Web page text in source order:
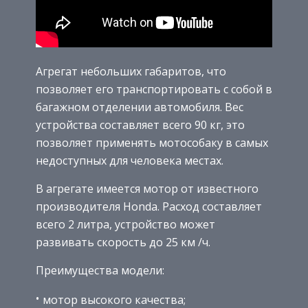
Агрегат небольших габаритов, что
позволяет его транспортировать с собой в
багажном отделении автомобиля. Вес
устройства составляет всего 90 кг, это
позволяет применять мотособаку в самых
недоступных для человека местах.
В агрегате имеется мотор от известного
производителя Honda. Расход составляет
всего 2 литра, устройство может
развивать скорость до 25 км /ч.
Преимущества модели:
мотор высокого качества;